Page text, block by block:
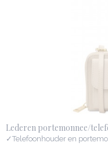
Lederen portemonnee/
✓Telefoonhouder en